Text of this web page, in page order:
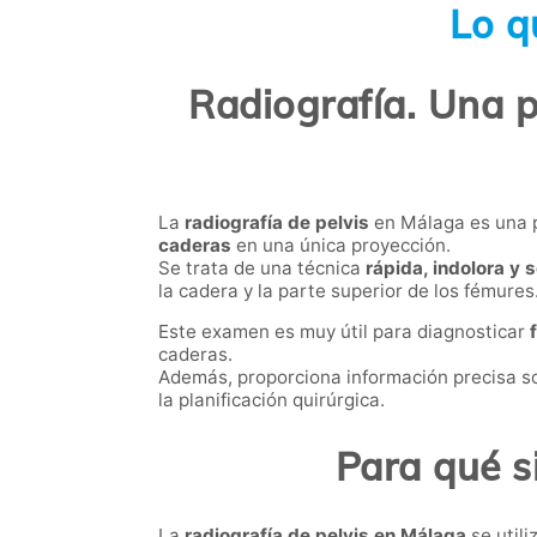
Lo
Radiografía. Una
La radiografía de pelvis en Málaga es
caderas en una única proyección.
Se trata de una técnica rápida, indolora y
la cadera y la parte superior de los
Este examen es muy útil para diagnosticar
caderas.
Además, proporciona información precisa
la planificación quirúrgica.
Para qué